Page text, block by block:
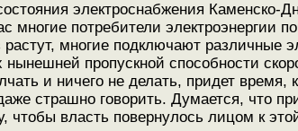
электроснабжения Каменско-
потребители электроэнергии
многие подключают различные
пропускной способности
и ничего не делать, придет время,
страшно говорить. Думается, что
чтобы власть повернулось лицом к